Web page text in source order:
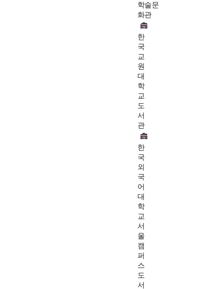
학술문
화관
한
국
교
원
대
학
교
도
서
관
한
국
외
국
어
대
학
교
서
울
캠
퍼
스
도
서